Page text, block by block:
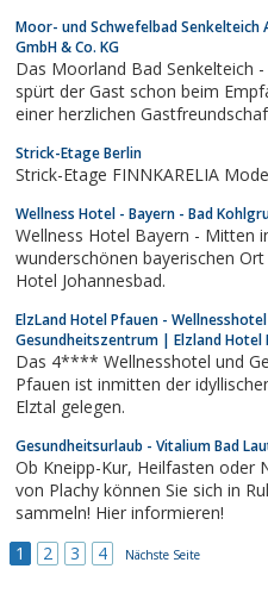
Moor- und Schwefelbad Senkelteich
GmbH & Co. KG
Das Moorland Bad Senkelteich
spürt der Gast schon beim
einer herzlichen
Strick-Etage Berlin
Strick-Etage FINNKARELIA
Wellness Hotel - Bayern - Bad
Wellness Hotel Bayern - Mitten
wunderschönen bayerischen
Hotel Johannesbad.
ElzLand Hotel Pfauen -
Gesundheitszentrum | Elzland Hotel
Das 4**** Wellnesshotel und
Pfauen ist inmitten der
Elztal gelegen.
Gesundheitsurlaub - Vitalium Bad
Ob Kneipp-Kur, Heilfasten oder Naturheilkunde - im Vitalium Dr.
von Plachy können Sie sich in
sammeln! Hier informieren!
1
2 3 4 Nächste Seite